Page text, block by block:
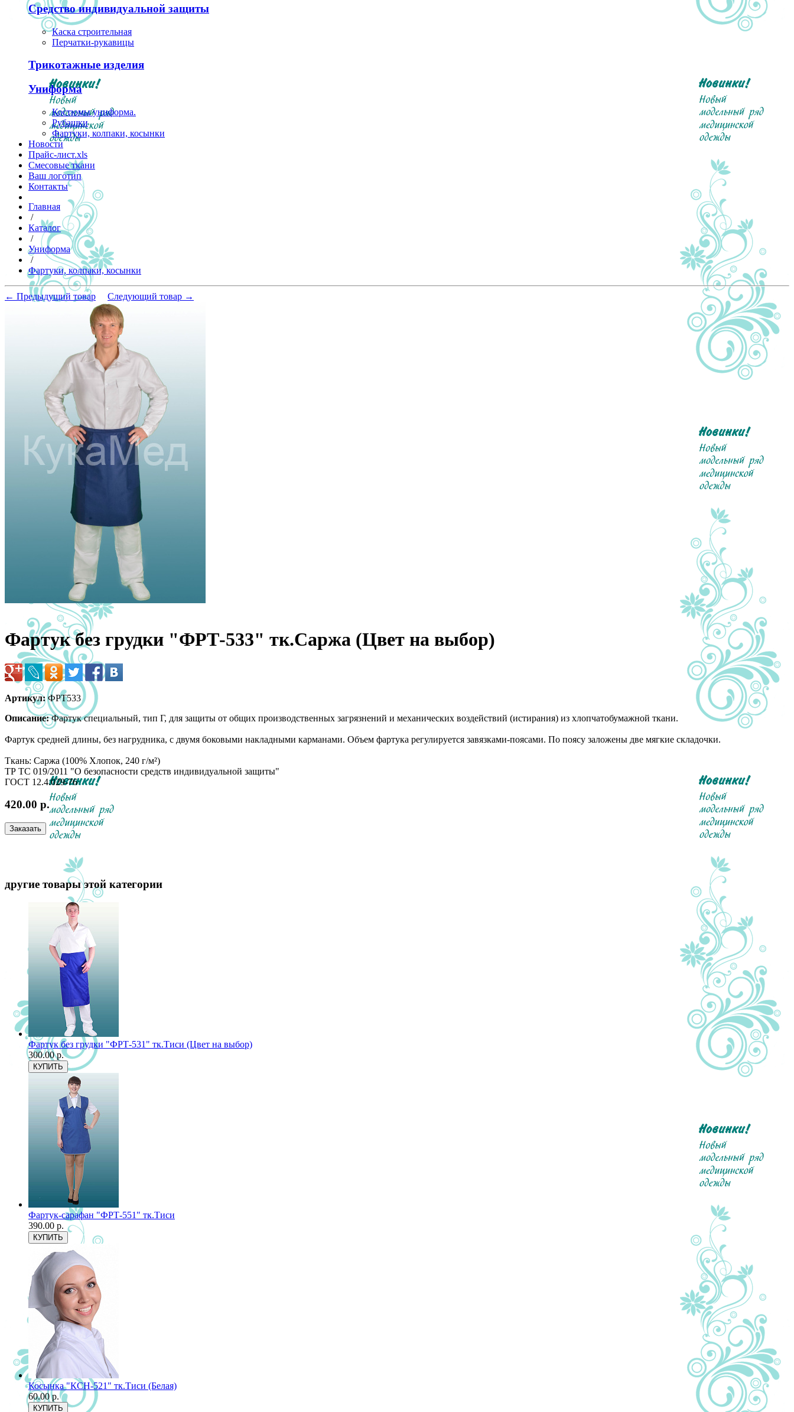
Средство индивидуальной защиты
Каска строительная
Перчатки-рукавицы
Трикотажные изделия
Униформа
Костюмы униформа.
Рубашки
Фартуки, колпаки, косынки
Новости
Прайс-лист.xls
Смесовые ткани
Ваш логотип
Контакты
Главная
/
Каталог
/
Униформа
/
Фартуки, колпаки, косынки
← Предыдущий товар Следующий товар →
Фартук без грудки "ФРТ-533" тк.Саржа (Цвет на выбор)
Артикул:ФРТ533
Описание:Фартук специальный, тип Г, для защиты от общих производственных загрязнений и механических воздействий (истирания) из хлопчатобумажной ткани.
Фартук средней длины, без нагрудника, с двумя боковыми накладными карманами. Объем фартука регулируется завязками-поясами. По поясу заложены две мягкие складочки.
Ткань: Саржа (100% Хлопок, 240 г/м²)
ТР ТС 019/2011 "О безопасности средств индивидуальной защиты"
ГОСТ 12.4.029-76
420.00 р.
другие товары этой категории
Фартук без грудки "ФРТ-531" тк.Тиси (Цвет на выбор)
300.00 р.
Фартук-сарафан "ФРТ-551" тк.Тиси
390.00 р.
Косынка "КСН-521" тк.Тиси (Белая)
60.00 р.